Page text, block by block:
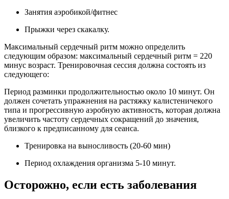
Занятия аэробикой/фитнес
Прыжки через скакалку.
Максимальный сердечный ритм можно определить
следующим образом: максимальный сердечный ритм = 220
минус возраст. Тренировочная сессия должна состоять из
следующего:
Период разминки продолжительностью около 10 минут. Он
должен сочетать упражнения на растяжку калистеничекого
типа и прогрессивную аэробную активность, которая должна
увеличить частоту сердечных сокращений до значения,
близкого к предписанному для сеанса.
Тренировка на выносливость (20-60 мин)
Период охлаждения организма 5-10 минут.
Осторожно, если есть заболевания